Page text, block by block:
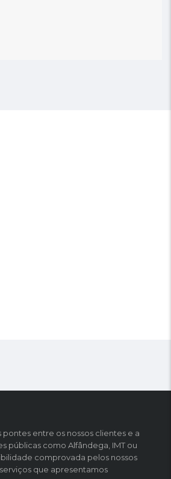
entre os nossos clientes e a
públicas como Alfândega, IMT ou
comprovada pelos nossos
que apresentamos